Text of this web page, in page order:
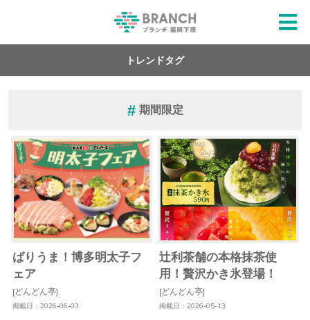
トレンドタグ
期間限定
ばりうま！博多明太子フ
ェア
[どんどん亭]
掲載日：2026-06-03
辻利茶舗の本格抹茶使
用！贅沢かき氷登場！
[どんどん亭]
掲載日：2026-05-13